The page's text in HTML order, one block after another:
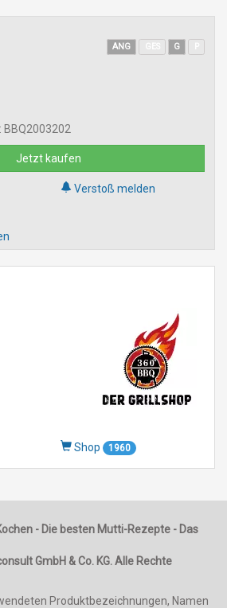
ANG G
BBQ2003202
Jetzt kaufen
Verstoß melden
Shop 1960
- Die besten Mutti-Rezepte - Das
GmbH & Co. KG. Alle Rechte
Produktbezeichnungen, Namen